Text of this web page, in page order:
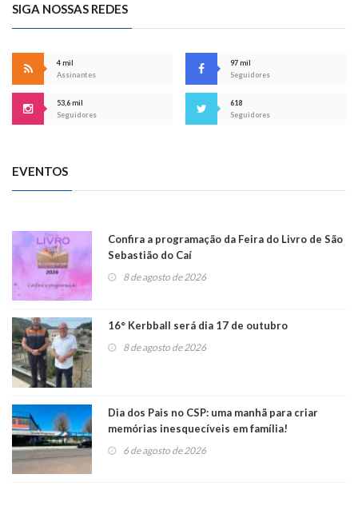
SIGA NOSSAS REDES
4 mil
Assinantes
97 mil
Seguidores
53,6 mil
Seguidores
618
Seguidores
EVENTOS
Confira a programação da Feira do Livro de São
Sebastião do Caí
8 de agosto de 2026
16° Kerbball será dia 17 de outubro
8 de agosto de 2026
Dia dos Pais no CSP: uma manhã para criar
memórias inesquecíveis em família!
6 de agosto de 2026